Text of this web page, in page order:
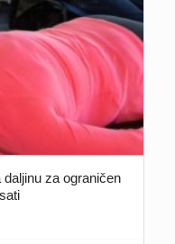
za ograničen